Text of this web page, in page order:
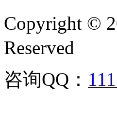
Copyright ©
Reserved
咨询QQ：